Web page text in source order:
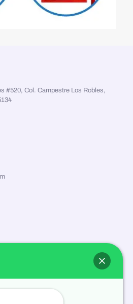
#520, Col. Campestre Los Robles,